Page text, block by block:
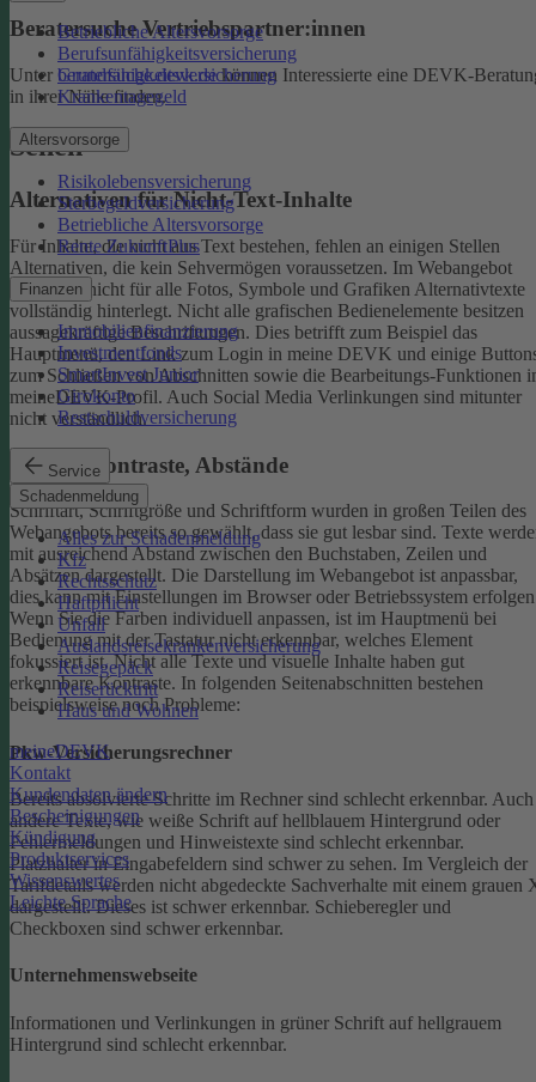
Betriebliche Altersvorsorge
Berufsunfähigkeitsversicherung
Grundfähigkeitsversicherung
Krankentagegeld
Altersvorsorge
Risikolebensversicherung
Sterbegeldversicherung
Betriebliche Altersvorsorge
Rente ZukunftPlus
Finanzen
Immobilienfinanzierung
Investmentfonds
SmartInvest Junior
Girokonto
Restschuldversicherung
Service
Schadenmeldung
Alles zur Schadenmeldung
Kfz
Rechtsschutz
Haftpflicht
Unfall
Auslandsreisekrankenversicherung
Reisegepäck
Reiserücktritt
Haus und Wohnen
meineDEVK
Kontakt
Kundendaten ändern
Bescheinigungen
Kündigung
Produktservices
Wissenswertes
Leichte Sprache
Beratersuche Vertriebspartner:innen
Unter beratersuche.devk.dekönnen Interessierte eine DEVK-
in ihrer Nähe finden.
Sehen
Alternativen für Nicht-Text-Inhalte
Für Inhalte, die nicht aus Text bestehen, fehlen an einigen Stellen
Alternativen, die kein Sehvermögen voraussetzen. Im Webangebot
sind noch nicht für alle Fotos, Symbole und Grafiken Alternativtexte
vollständig hinterlegt. Nicht alle grafischen Bedienelemente besitzen
aussagekräftige Beschriftungen. Dies betrifft zum Beispiel das
Hauptmenü, den Link zum Login in meine DEVK und einige
zum Schließen von Abschnitten sowie die Bearbeitungs-Funktionen
meineDEVK-Profil. Auch Social Media Verlinkungen sind mitunter
nicht verständlich.
Schrift, Kontraste, Abstände
Schriftart, Schriftgröße und Schriftform wurden in großen Teilen des
Webangebots bereits so gewählt, dass sie gut lesbar sind. Texte
mit ausreichend Abstand zwischen den Buchstaben, Zeilen und
Absätzen dargestellt. Die Darstellung im Webangebot ist anpassbar,
dies kann mit Einstellungen im Browser oder Betriebssystem
Wenn Sie die Farben individuell anpassen, ist im Hauptmenü bei
Bedienung mit der Tastatur nicht erkennbar, welches Element
fokussiert ist.Nicht alle Texte und visuelle Inhalte haben gut
erkennbare Kontraste. In folgenden Seitenabschnitten bestehen
beispielsweise noch Probleme:
Pkw-Versicherungsrechner
Bereits absolvierte Schritte im Rechner sind schlecht erkennbar. Auch
andere Texte, wie weiße Schrift auf hellblauem Hintergrund oder
Fehlermeldungen und Hinweistexte sind schlecht erkennbar.
Platzhalter in Eingabefeldern sind schwer zu sehen. Im Vergleich der
Tarifdetails werden nicht abgedeckte Sachverhalte mit einem grauen
dargestellt. Dieses ist schwer erkennbar. Schieberegler und
Checkboxen sind schwer erkennbar.
Unternehmenswebseite
Informationen und Verlinkungen in grüner Schrift auf hellgrauem
Hintergrund sind schlecht erkennbar.